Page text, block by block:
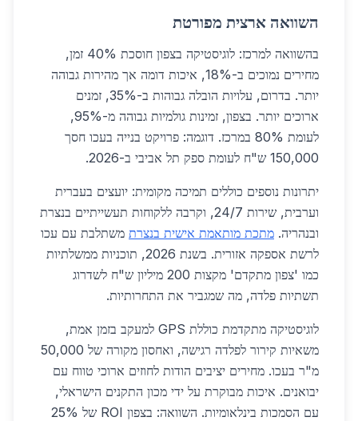
השוואה ארצית מפורטת
בהשוואה למרכז: לוגיסטיקה בצפון חוסכת 40% זמן,
מחירים נמוכים ב-18%, איכות דומה אך מהירות גבוהה
יותר. בדרום, עלויות הובלה גבוהות ב-35%, זמנים
ארוכים יותר. בצפון, זמינות גולמיות גבוהה מ-95%,
לעומת 80% במרכז. דוגמה: פרויקט בנייה בעכו חסך
150,000 ש"ח לעומת ספק תל אביבי ב-2026.
יתרונות נוספים כוללים תמיכה מקומית: יועצים בעברית
וערבית, שירות 24/7, וקרבה ללקוחות תעשייתיים בנצרת
ובנהריה. מתכת מותאמת אישית בנצרת משתלבת עם עכו
לרשת אספקה אזורית. בשנת 2026, תוכניות ממשלתיות
כמו 'צפון מתקדם' מקצות 200 מיליון ש"ח לשדרוג
תשתיות פלדה, מה שמגביר את התחרותיות.
לוגיסטיקה מתקדמת כוללת GPS למעקב בזמן אמת,
משאיות קירור לפלדה רגישה, ואחסון מקורה של 50,000
מ"ר בעכו. מחירים יציבים הודות לחוזים ארוכי טווח עם
יבואנים. איכות מבוקרת על ידי מכון התקנים הישראלי,
עם הסמכות בינלאומיות. השוואה: בצפון ROI של 25%